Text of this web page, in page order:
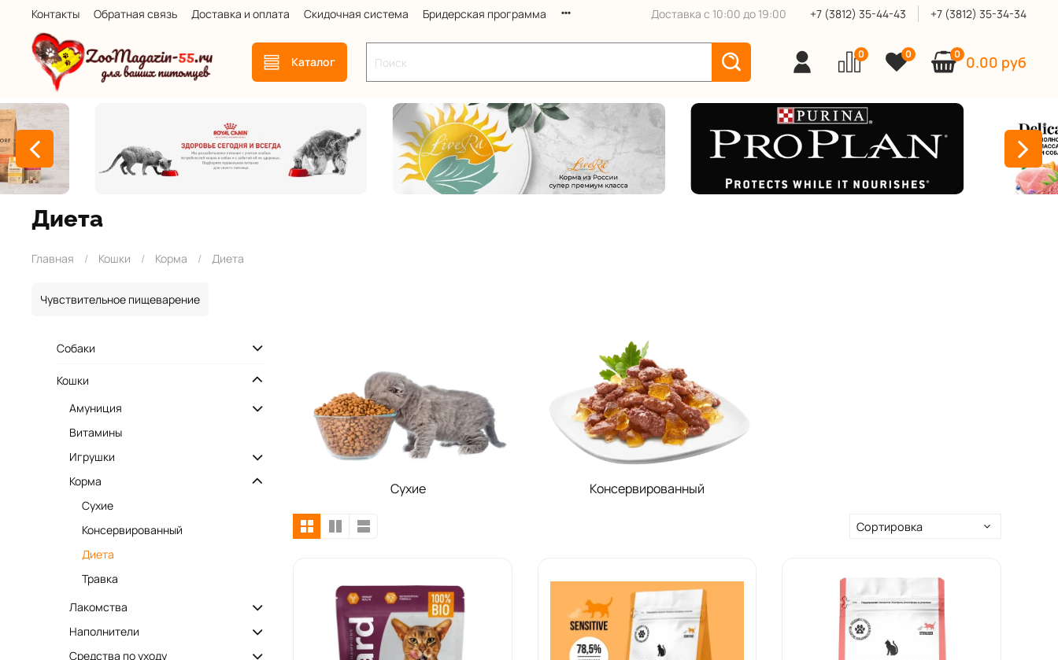
Контакты Обратная связь Доставка и оплата Скидочная система Бридерская программа Доставка с 10:00 до 19:00 +7 (3812) 35-44-43 +7 (3812) 35-34-34
Каталог
0 0 0 0.00 руб
Диета
Главная Кошки Корма Диета
Чувствительное пищеварение
Сухие Консервированный
Собаки
Кошки
Амуниция
Витамины
Игрушки
Корма
Сухие
Консервированный
Диета
Травка
Лакомства
Наполнители
Средства по уходу